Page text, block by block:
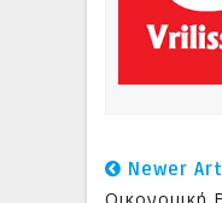
Newer